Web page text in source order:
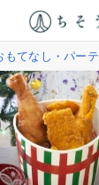
もてなし・パー